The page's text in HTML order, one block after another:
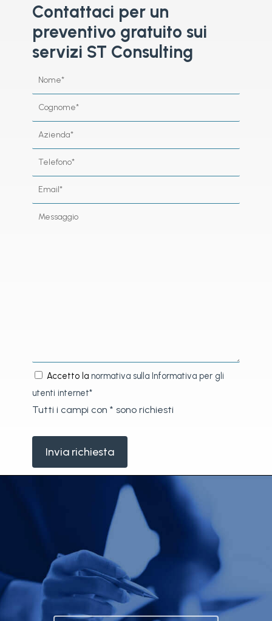
Contattaci per un
preventivo gratuito sui
servizi ST Consulting
Accetto la normativa sulla Informativa per gli
utenti internet*
Tutti i campi con * sono richiesti